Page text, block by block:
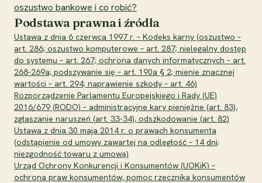
oszustwo bankowe i co robić?
Podstawa prawna i źródła
Ustawa z dnia 6 czerwca 1997 r. – Kodeks karny (oszustwo –
art. 286; oszustwo komputerowe – art. 287; nielegalny dostęp
do systemu – art. 267; ochrona danych informatycznych – art.
268-269a; podszywanie się – art. 190a § 2; mienie znacznej
wartości – art. 294; naprawienie szkody – art. 46)
Rozporządzenie Parlamentu Europejskiego i Rady (UE)
2016/679 (RODO) – administracyjne kary pieniężne (art. 83),
zgłaszanie naruszeń (art. 33-34), odszkodowanie (art. 82)
Ustawa z dnia 30 maja 2014 r. o prawach konsumenta
(odstąpienie od umowy zawartej na odległość – 14 dni;
niezgodność towaru z umową)
Urząd Ochrony Konkurencji i Konsumentów (UOKiK) –
ochrona praw konsumentów, pomoc rzecznika konsumentów